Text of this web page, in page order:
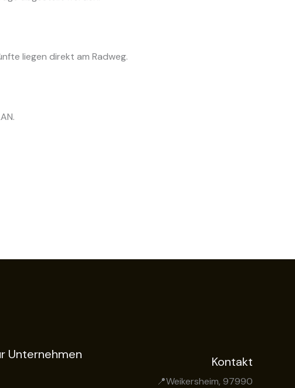
liegen direkt am Radweg.
Unternehmen Kontakt
📍Weikersheim, 97990